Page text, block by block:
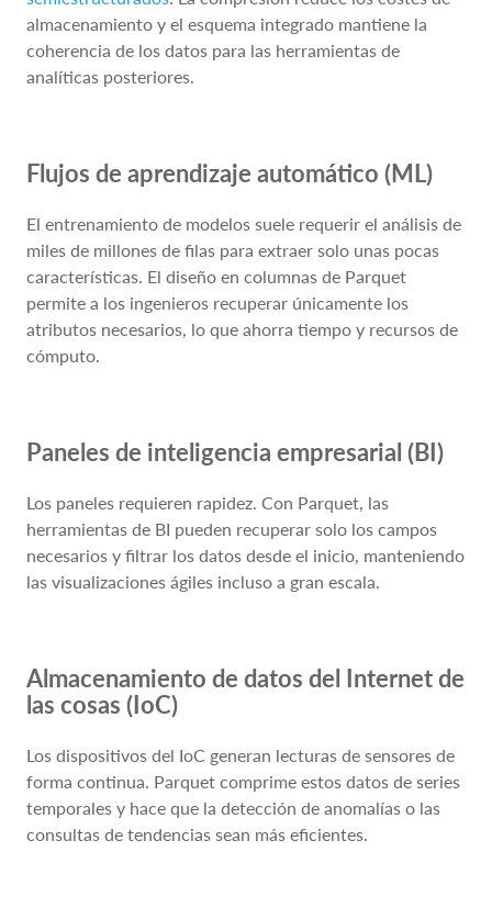
almacenamiento y el esquema integrado mantiene la
coherencia de los datos para las herramientas de
analíticas posteriores.
Flujos de aprendizaje automático (ML)
El entrenamiento de modelos suele requerir el análisis de
miles de millones de filas para extraer solo unas pocas
características. El diseño en columnas de Parquet
permite a los ingenieros recuperar únicamente los
atributos necesarios, lo que ahorra tiempo y recursos de
cómputo.
Paneles de inteligencia empresarial (BI)
Los paneles requieren rapidez. Con Parquet, las
herramientas de BI pueden recuperar solo los campos
necesarios y filtrar los datos desde el inicio, manteniendo
las visualizaciones ágiles incluso a gran escala.
Almacenamiento de datos del Internet de
las cosas (IoC)
Los dispositivos del IoC generan lecturas de sensores de
forma continua. Parquet comprime estos datos de series
temporales y hace que la detección de anomalías o las
consultas de tendencias sean más eficientes.